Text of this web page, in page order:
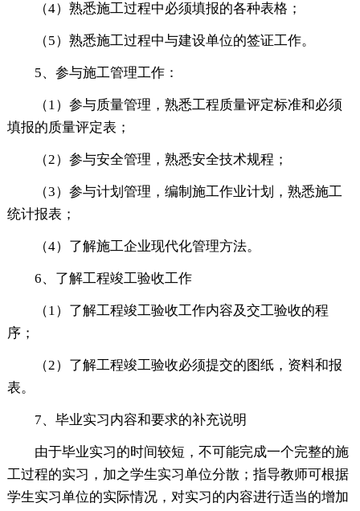
（4）熟悉施工过程中必须填报的各种表格；
（5）熟悉施工过程中与建设单位的签证工作。
5、参与施工管理工作：
（1）参与质量管理，熟悉工程质量评定标准和必须
填报的质量评定表；
（2）参与安全管理，熟悉安全技术规程；
（3）参与计划管理，编制施工作业计划，熟悉施工
统计报表；
（4）了解施工企业现代化管理方法。
6、了解工程竣工验收工作
（1）了解工程竣工验收工作内容及交工验收的程
序；
（2）了解工程竣工验收必须提交的图纸，资料和报
表。
7、毕业实习内容和要求的补充说明
由于毕业实习的时间较短，不可能完成一个完整的施
工过程的实习，加之学生实习单位分散；指导教师可根据
学生实习单位的实际情况，对实习的内容进行适当的增加